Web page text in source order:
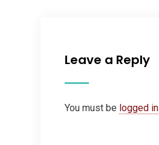
Leave a Reply
You must be logged in